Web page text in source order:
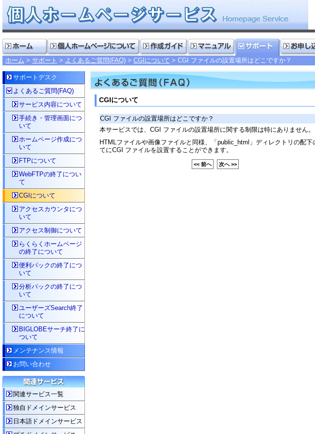
ホーム サポート よくあるご質問(FAQ) CGIについて CGI ファイルの設置場所はどこですか？
CGIについて
CGI ファイルの設置場所はどこですか？
本サービスでは、CGI ファイルの設置場所に関する制限は特にありません。
HTMLファイルや画像ファイルと同様、「public_html」ディレクトリの配下
てにCGI ファイルを設置することができます。
<< 前へ 次へ >>
サポートデスク
よくあるご質問(FAQ)
サービス内容について
手続き・管理画面につ
いて
ホームページ作成につ
いて
FTPについて
WebFTPの終了につい
て
CGIについて
アクセスカウンタにつ
いて
アクセス制御について
らくらくホームページ
の終了について
便利パックの終了につ
いて
分析パックの終了につ
いて
ユーザーズSearch終了
について
BIGLOBEサーチ終了に
ついて
メンテナンス情報
お問い合わせ
関連サービス一覧
独自ドメインサービス
日本語ドメインサービス